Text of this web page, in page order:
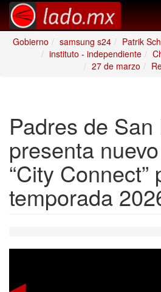
Gobierno
samsung s24 Patrik
instituto - independiente
27 de marzo
Padres de San
presenta
“City Connect”
temporada